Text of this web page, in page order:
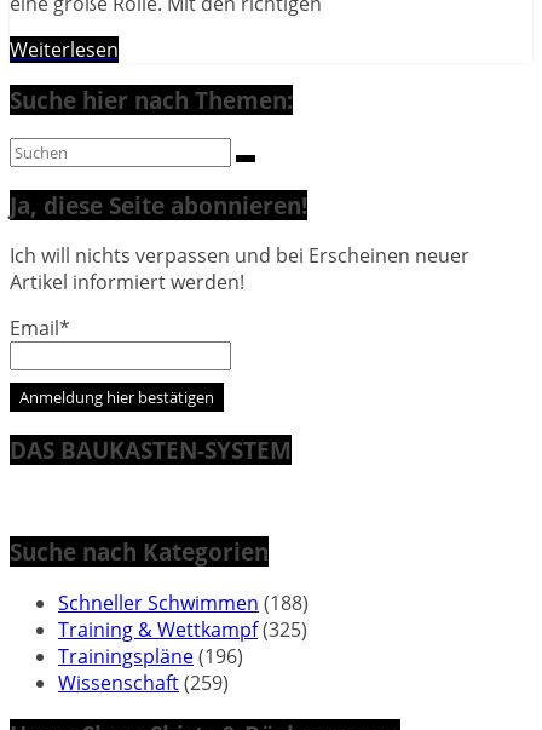
Weiterlesen
Suche hier nach Themen:
Ja, diese Seite abonnieren!
Ich will nichts verpassen und bei Erscheinen neuer
Artikel informiert werden!
Email*
DAS BAUKASTEN-SYSTEM
Suche nach Kategorien
Schneller Schwimmen (188)
Training & Wettkampf(325)
Trainingspläne(196)
Wissenschaft(259)